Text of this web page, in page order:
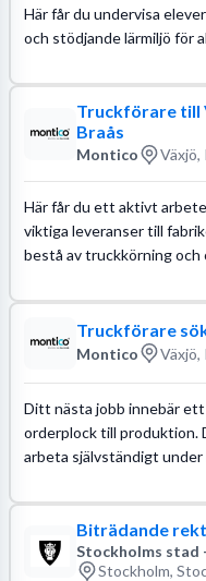
Här får du undervisa
och stödjande lärmiljö för
Truckförare till
Braås
Montico Växjö,
Här får du ett aktivt
viktiga leveranser till
bestå av truckkörning
Truckförare
Montico Växjö,
Ditt nästa jobb innebär
orderplock till produktion.
arbeta självständigt under
Biträdande
Stockholms stad
Stockholm,